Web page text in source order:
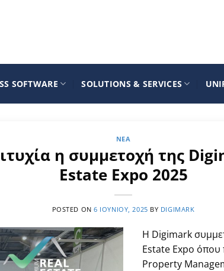
SOFTWARE SOLUTIONS & SERVICES
ΝΈΑ
η συμμετοχή της
Estate Expo 2025
POSTED ON6 ΙΟΥΝΊΟΥ, 2025 BY DIGIMARK
Η Digimark
Estate Expo όπου
Property